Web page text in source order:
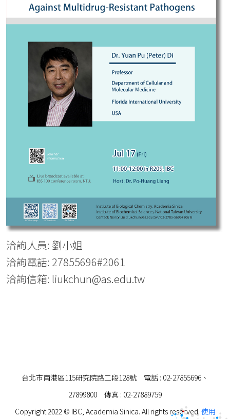
洽詢人員: 劉小姐
洽詢電話: 27855696#2061
洽詢信箱: liukchun@as.edu.tw
台北市南港區115研究院路二段128號 電話 : 02-27855696、
27899800 傳真 : 02-27889759
Copyright 2022 © IBC, Academia Sinica. All rights reserved. 使用